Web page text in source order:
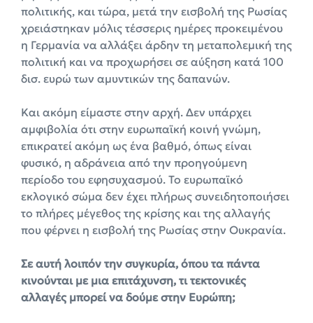
πολιτικής, και τώρα, μετά την εισβολή της Ρωσίας
χρειάστηκαν μόλις τέσσερις ημέρες προκειμένου
η Γερμανία να αλλάξει άρδην τη μεταπολεμική της
πολιτική και να προχωρήσει σε αύξηση κατά 100
δισ. ευρώ των αμυντικών της δαπανών.
Και ακόμη είμαστε στην αρχή. Δεν υπάρχει
αμφιβολία ότι στην ευρωπαϊκή κοινή γνώμη,
επικρατεί ακόμη ως ένα βαθμό, όπως είναι
φυσικό, η αδράνεια από την προηγούμενη
περίοδο του εφησυχασμού. Το ευρωπαϊκό
εκλογικό σώμα δεν έχει πλήρως συνειδητοποιήσει
το πλήρες μέγεθος της κρίσης και της αλλαγής
που φέρνει η εισβολή της Ρωσίας στην Ουκρανία.
Σε αυτή λοιπόν την συγκυρία, όπου τα πάντα
κινούνται με μια επιτάχυνση, τι τεκτονικές
αλλαγές μπορεί να δούμε στην Ευρώπη;